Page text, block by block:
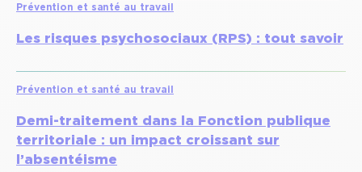
R
P
é
i
c
a
Prévention et santé au travail
Les risques psychosociaux (RPS) : tout savoir
Prévention et santé au travail
Demi-traitement dans la Fonction publique
territoriale : un impact croissant sur
l’absentéisme